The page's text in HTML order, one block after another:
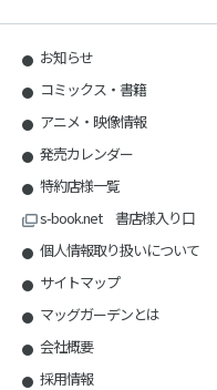
お知らせ
コミックス・書籍
アニメ・映像情報
発売カレンダー
特約店様一覧
s-book.net 書店様入り口
個人情報取り扱いについて
サイトマップ
マッグガーデンとは
会社概要
採用情報